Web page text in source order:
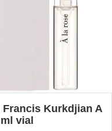
Kurkdjian A
vial